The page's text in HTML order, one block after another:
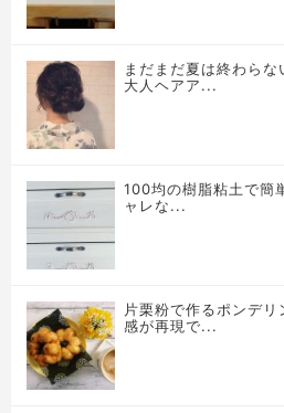
まだまだ夏は終わら
大人ヘアア...
100均の樹脂粘土で簡
ャレな...
片栗粉で作るポンデ
感が再現で...